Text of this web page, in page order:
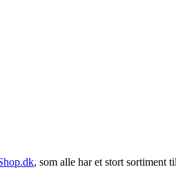
, som alle har et stort sortiment